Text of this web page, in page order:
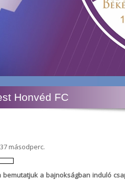
Honvéd FC
másodperc.
bemutatjuk a bajnokságban induló